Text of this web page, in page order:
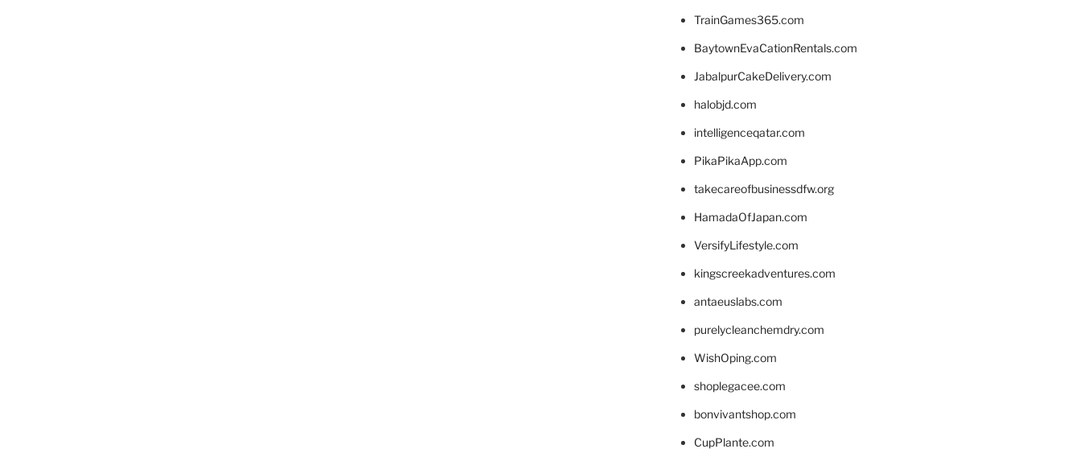
TrainGames365.com
BaytownEvaCationRentals.com
JabalpurCakeDelivery.com
halobjd.com
intelligenceqatar.com
PikaPikaApp.com
takecareofbusinessdfw.org
HamadaOfJapan.com
VersifyLifestyle.com
kingscreekadventures.com
antaeuslabs.com
purelycleanchemdry.com
WishOping.com
shoplegacee.com
bonvivantshop.com
CupPlante.com